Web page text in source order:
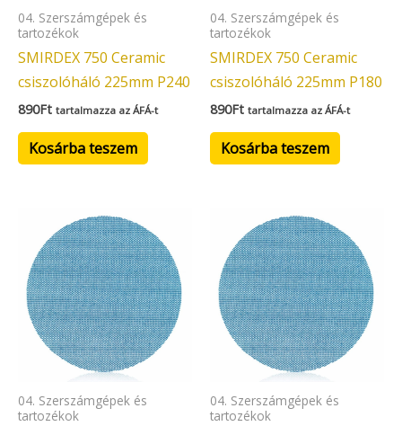
04. Szerszámgépek és
tartozékok
SMIRDEX 750 Ceramic
csiszolóháló 225mm P240
890Ft tartalmazza az ÁFÁ-t
Kosárba teszem
04. Szerszámgépek és
tartozékok
SMIRDEX 750 Ceramic
csiszolóháló 225mm P180
890Ft tartalmazza az ÁFÁ-t
Kosárba teszem
04. Szerszámgépek és
tartozékok
04. Szerszámgépek és
tartozékok